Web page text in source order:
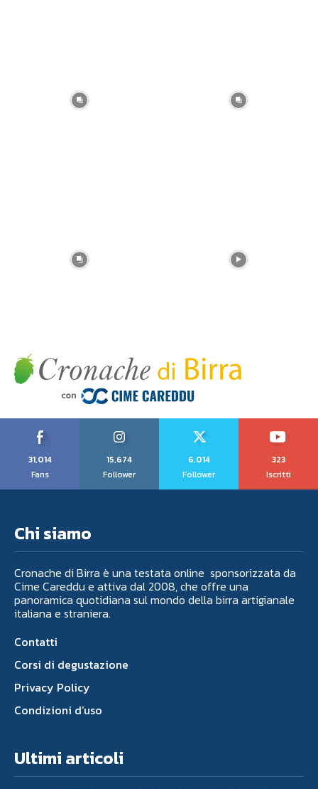
31,014
Fans
15,674
Follower
6,014
Follower
323
Iscritti
Chi siamo
Cronache di Birra è una testata online sponsorizzata da
Cime Careddu e attiva dal 2008, che offre una
panoramica quotidiana sul mondo della birra artigianale
italiana e straniera.
Contatti
Corsi di degustazione
Privacy Policy
Condizioni d’uso
Ultimi articoli